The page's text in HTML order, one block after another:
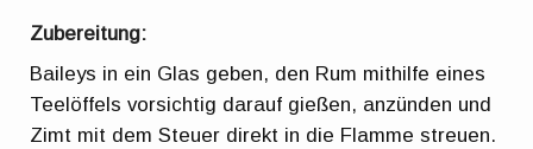
Zubereitung:
Baileys in ein Glas geben, den Rum mithilfe eines
Teelöffels vorsichtig darauf gießen, anzünden und
Zimt mit dem Steuer direkt in die Flamme streuen.